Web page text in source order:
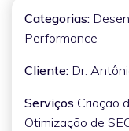
Categorias:
Performance
Cliente: Dr.
Serviços Criação
Otimização de